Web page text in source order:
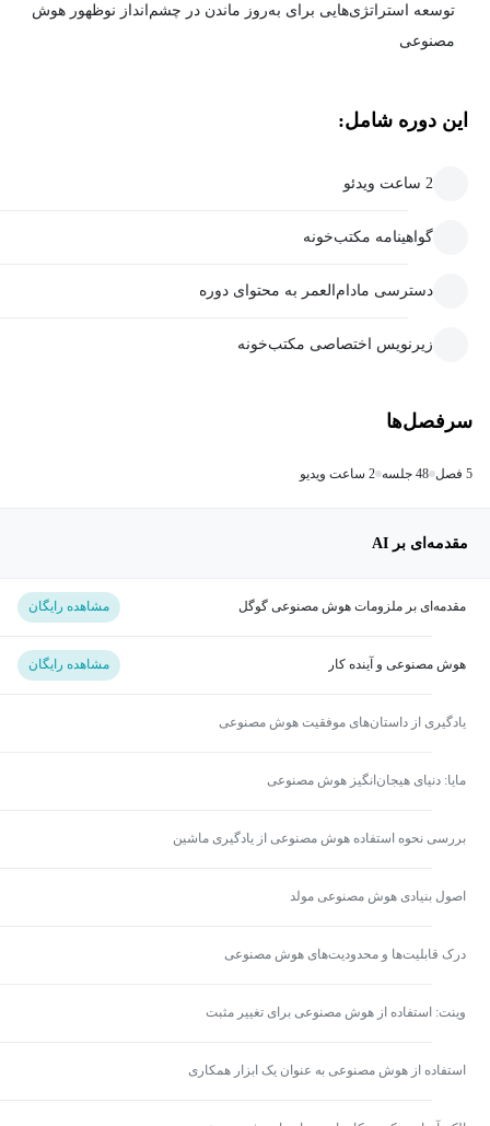
توسعه استراتژی‌هایی برای به‌روز ماندن در چشم‌انداز نوظهور هوش
مصنوعی
این دوره شامل:
2 ساعت ویدئو
گواهینامه مکتب‌خونه
دسترسی مادام‌العمر به محتوای دوره
زیرنویس اختصاصی مکتب‌خونه
سرفصل‌ها
5 فصل 48 جلسه 2 ساعت ویدیو
مقدمه‌ای بر AI
مقدمه‌ای بر ملزومات هوش مصنوعی گوگل مشاهده رایگان
هوش مصنوعی و آینده کار مشاهده رایگان
یادگیری از داستان‌های موفقیت هوش مصنوعی
مایا: دنیای هیجان‌انگیز هوش مصنوعی
بررسی نحوه استفاده هوش مصنوعی از یادگیری ماشین
اصول بنیادی هوش مصنوعی مولد
درک قابلیت‌ها و محدودیت‌های هوش مصنوعی
وینت: استفاده از هوش مصنوعی برای تغییر مثبت
استفاده از هوش مصنوعی به عنوان یک ابزار همکاری